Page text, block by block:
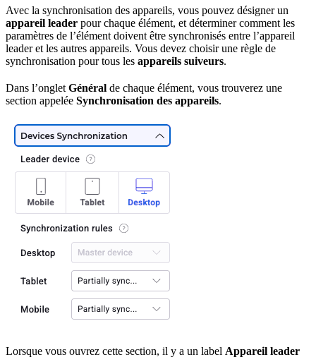
Avec la synchronisation des appareils, vous pouvez désigner un
appareil leader pour chaque élément, et déterminer comment les
paramètres de l’élément doivent être synchronisés entre l’appareil
leader et les autres appareils. Vous devez choisir une règle de
synchronisation pour tous les appareils suiveurs.
Dans l’onglet Général de chaque élément, vous trouverez une
section appelée Synchronisation des appareils.
Lorsque vous ouvrez cette section, il y a un label Appareil leader